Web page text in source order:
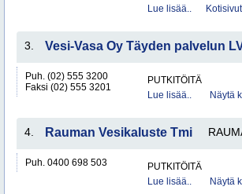
Lue lisää..
Kotisivut
3. Vesi-Vasa Oy Täyden palvelun
Puh. (02) 555 3200
Faksi (02) 555 3201
PUTKITÖITÄ
Lue lisää..
Näytä
4. Rauman Vesikaluste Tmi
Puh. 0400 698 503
PUTKITÖITÄ
Lue lisää..
Näytä